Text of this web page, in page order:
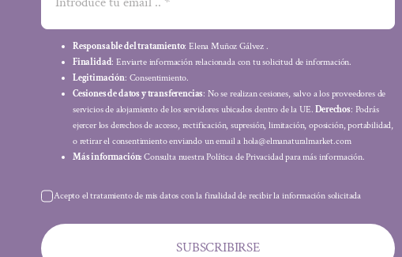
Responsable del tratamiento: Elena Muñoz Gálvez .
Finalidad: Enviarte información relacionada con tu solicitud de información.
Legitimación: Consentimiento.
Cesiones de datos y transferencias: No se realizan cesiones, salvo a los proveedores de
servicios de alojamiento de los servidores ubicados dentro de la UE.Derechos: Podrás
ejercer los derechos de acceso, rectificación, supresión, limitación, oposición, portabilidad,
o retirar el consentimiento enviando un email a hola@elmanaturalmarket.com
Más información: Consulta nuestra Política de Privacidad para más información.
Acepto el tratamiento de mis datos con la finalidad de recibir la información solicitada
SUBSCRIBIRSE